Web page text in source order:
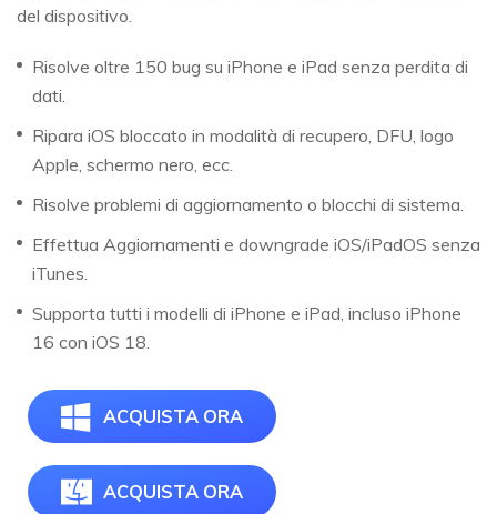
del dispositivo.
Risolve oltre 150 bug su iPhone e iPad senza perdita di
dati.
Ripara iOS bloccato in modalità di recupero, DFU, logo
Apple, schermo nero, ecc.
Risolve problemi di aggiornamento o blocchi di sistema.
Effettua Aggiornamenti e downgrade iOS/iPadOS senza
iTunes.
Supporta tutti i modelli di iPhone e iPad, incluso iPhone
16 con iOS 18.
ACQUISTA ORA
ACQUISTA ORA